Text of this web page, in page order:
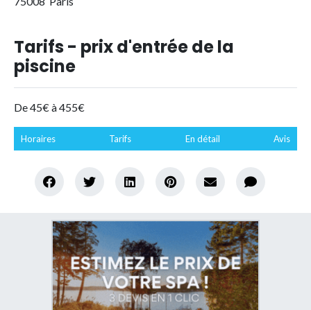
Tarifs - prix d'entrée de la
piscine
De 45€ à 455€
Horaires Tarifs En détail Avis